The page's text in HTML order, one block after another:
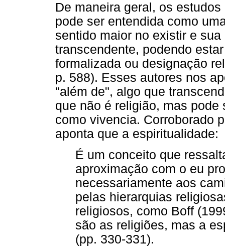
De maneira geral, os
pode ser entendida como
sentido maior no existir e
transcendente, podendo
formalizada ou designação
p. 588). Esses autores nos
"além de", algo que
que não é religião, mas
como vivencia. Corroborado
aponta que a espiritualidade:
É um conceito que
aproximação com o eu
necessariamente aos
pelas hierarquias
religiosos, como Boff
são as religiões, mas a
(pp. 330-331).